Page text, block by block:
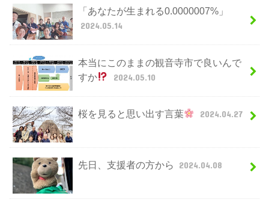
「あなたが生まれる0.0000007%」
2024.05.14
本当にこのままの観音寺市で良いんで
すか
2024.05.10
桜を見ると思い出す言葉 2024.04.27
先日、支援者の方から 2024.04.08